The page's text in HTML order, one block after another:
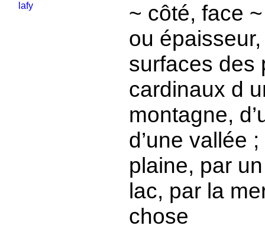
lafy
~ côté, face
ou
surfaces des
cardinaux d
montagne,
d’une vallée
plaine, par
lac, par la
chose